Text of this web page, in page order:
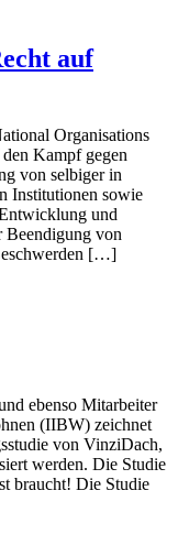
auf
Organisations
Kampf gegen
von selbiger in
Institutionen sowie
und
Beendigung von
[…]
ebenso Mitarbeiter
(IIBW) zeichnet
von VinziDach,
werden. Die Studie
braucht! Die Studie